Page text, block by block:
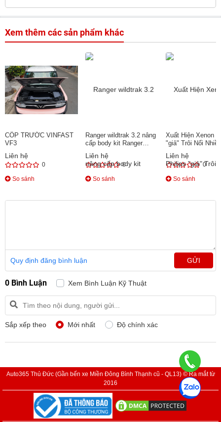
Xem thêm các sản phẩm khác
CỐP TRƯỚC VINFAST
VF3
Liên hệ
0
So sánh
Ranger wildtrak 3.2 nâng
cấp body kit Ranger
Liên hệ
0
So sánh
Xuất Hiện Xenon
"giả" Trôi Nổi
Liên hệ
0
So sánh
Quy định đăng bình luận GỬI
0 Bình Luận Xem Bình Luận Kỹ Thuật
Sắp xếp theo Mới nhất Độ chính xác
Auto365 Thủ Đức (Gần bến xe Miền Đông Bình Thạnh cũ - QL13) © Ra mắt từ
2016